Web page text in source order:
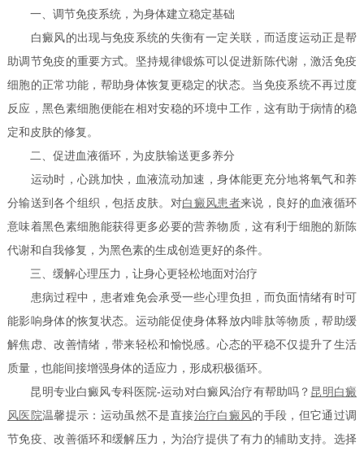
一、调节免疫系统，为身体建立稳定基础
白癜风的出现与免疫系统的失衡有一定关联，而适度运动正是帮
助调节免疫的重要方式。坚持规律锻炼可以促进新陈代谢，激活免疫
细胞的正常功能，帮助身体恢复更稳定的状态。当免疫系统不再过度
反应，黑色素细胞便能在相对安稳的环境中工作，这有助于病情的稳
定和皮肤的修复。
二、促进血液循环，为皮肤输送更多养分
运动时，心跳加快，血液流动加速，身体能更充分地将氧气和养
分输送到各个组织，包括皮肤。对白癜风患者来说，良好的血液循环
意味着黑色素细胞能获得更多必要的营养物质，这有利于细胞的新陈
代谢和自我修复，为黑色素的生成创造更好的条件。
三、缓解心理压力，让身心更轻松地面对治疗
患病过程中，患者难免会承受一些心理负担，而负面情绪有时可
能影响身体的恢复状态。运动能促使身体释放内啡肽等物质，帮助缓
解焦虑、改善情绪，带来轻松和愉悦感。心态的平稳不仅提升了生活
质量，也能间接增强身体的适应力，形成积极循环。
昆明专业白癜风专科医院-运动对白癜风治疗有帮助吗？ 昆明白癜
风医院温馨提示：运动虽然不是直接治疗白癜风的手段，但它通过调
节免疫、改善循环和缓解压力，为治疗提供了有力的辅助支持。选择